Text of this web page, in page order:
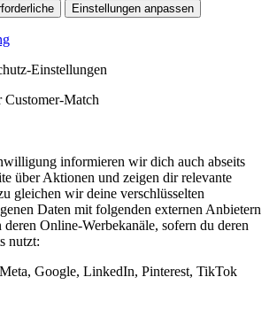
Einstellungen anpassen
Einstellungen
Customer-Match
informieren wir dich auch abseits
über Aktionen und zeigen dir relevante
gleichen wir deine verschlüsselten
Daten mit folgenden externen Anbietern
deren Online-Werbekanäle, sofern du deren
nutzt:
Google, LinkedIn, Pinterest, TikTok